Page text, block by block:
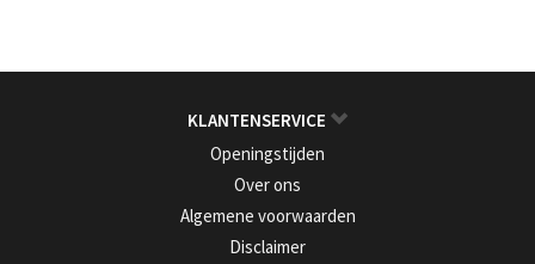
KLANTENSERVICE
Openingstijden
Over ons
Algemene voorwaarden
Disclaimer